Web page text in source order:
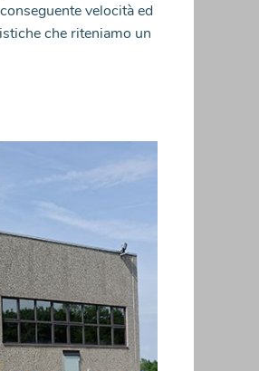
velocità ed
che riteniamo un